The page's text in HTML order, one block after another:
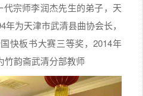
宗师李润杰先生的弟子，天
为天津市武清县曲协会长，
快板书大赛三等奖，2014年
竹韵斋武清分部教师